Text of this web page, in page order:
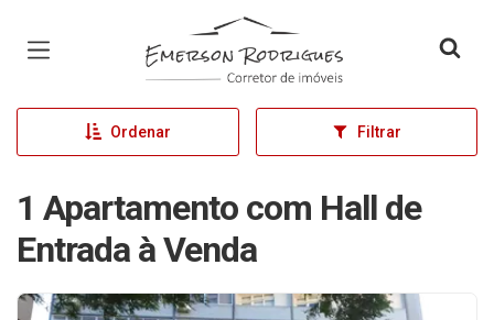
Página inicial
Ordenar Filtrar
1 Apartamento com Hall de
Entrada à Venda